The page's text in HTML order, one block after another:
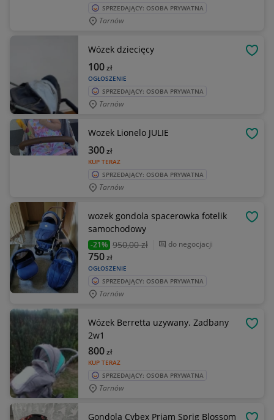
SPRZEDAJĄCY: OSOBA PRYWATNA
Tarnów
Wózek dziecięcy
OGŁOSZENIE
100zł
SPRZEDAJĄCY: OSOBA PRYWATNA
Tarnów
Wozek Lionelo JULIE
KUP TERAZ
300zł
SPRZEDAJĄCY: OSOBA PRYWATNA
Tarnów
wozek gondola spacerowka fotelik
samochodowy
-21% 950,00 zł do negocjacji
OGŁOSZENIE
750zł
SPRZEDAJĄCY: OSOBA PRYWATNA
Tarnów
Wózek Berretta uzywany. Zadbany
2w1
KUP TERAZ
800zł
SPRZEDAJĄCY: OSOBA PRYWATNA
Tarnów
Gondola Cybex Priam Sprig Blossom